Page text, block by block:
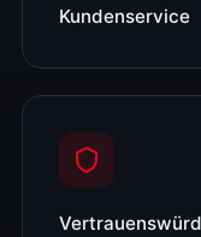
Kundenservice